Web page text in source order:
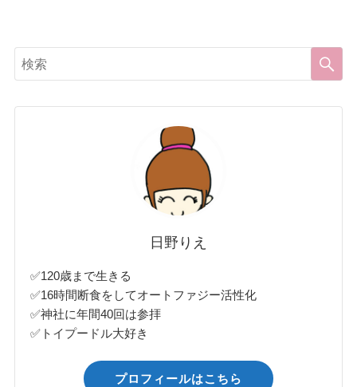
日野りえ
✅120歳まで生きる
✅16時間断食をしてオートファジー活性化
✅神社に年間40回は参拝
✅トイプードル大好き
プロフィールはこちら